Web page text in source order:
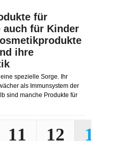
für
auch für Kinder
ihre
spezielle Sorge. Ihr
als Immunsystem der
sind manche Produkte für
11 12 13